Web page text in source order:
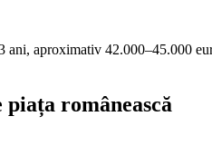
aproximativ 42.000–45.000
românească